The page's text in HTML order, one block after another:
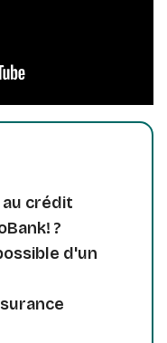
au crédit
?
d'un